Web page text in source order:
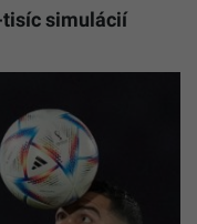
tisíc simulácií